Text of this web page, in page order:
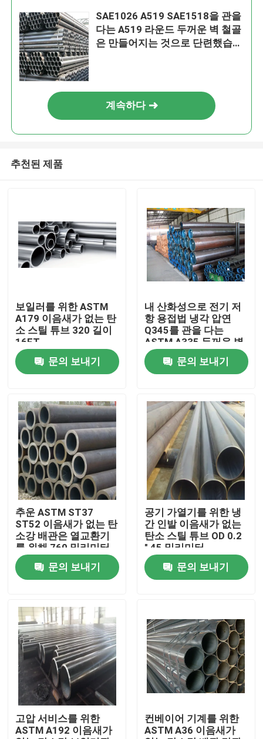
회사 소개
접촉
제품 소개
스테인레스 강 둥근 파이프
스테인레스 강 이음매 없는 관
탄소강 배관
아연 도금 강관
스테인레스 강 시트판
SAE1026 A519 SAE1518을 관을
다는 A519 라운드 두꺼운 벽 철골
은 만들어지는 것으로 단련했습니
계속하다
추천된 제품
보일러를 위한 ASTM
A179 이음새가 없는 탄
소 스틸 튜브 320 길이
16FT
문의 보내기
내 산화성으로 전기 저
항 용접법 냉각 압연
Q345를 관을 다는
ASTM A335 두꺼운 벽
철골
문의 보내기
추운 ASTM ST37
ST52 이음새가 없는 탄
소강 배관은 열교환기
를 위해 760 밀리미터
를 회전시켰습니다
문의 보내기
공기 가열기를 위한 냉
간 인발 이음새가 없는
탄소 스틸 튜브 OD 0.2
" 45 밀리미터
문의 보내기
고압 서비스를 위한
ASTM A192 이음새가
컨베이어 기계를 위한
ASTM A36 이음새가